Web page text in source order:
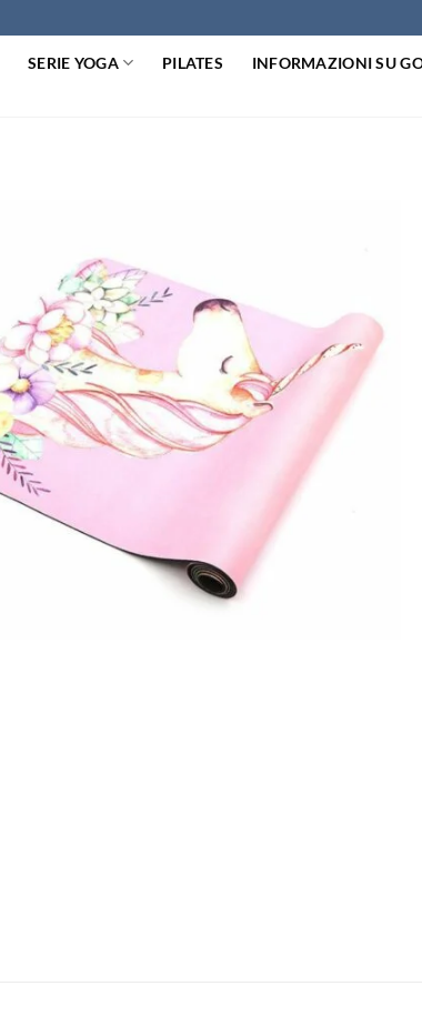
SERIE YOGA PILATES
INFORMAZIONI SU